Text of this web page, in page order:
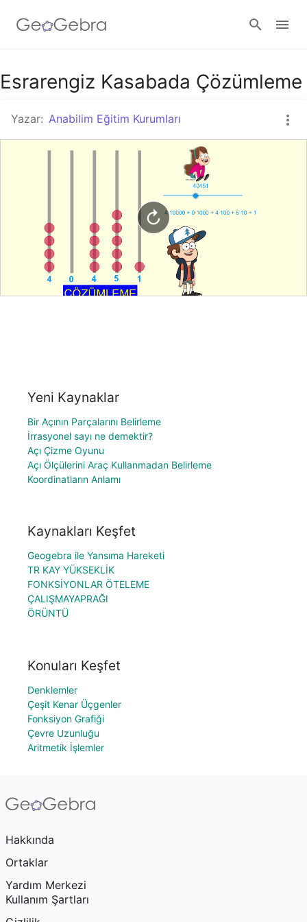
Google Classroom
GeoGebra Ders
Esrarengiz Kasabada Çözümleme
Yazar: Anabilim Eğitim Kurumları
Yeni Kaynaklar
Bir Açının Parçalarını Belirleme
İrrasyonel sayı ne demektir?
Açı Çizme Oyunu
Açı Ölçülerini Araç Kullanmadan Belirleme
Koordinatların Anlamı
Kaynakları Keşfet
Geogebra ile Yansıma Hareketi
TR KAY YÜKSEKLİK
FONKSİYONLAR ÖTELEME
ÇALIŞMAYAPRAĞI
ÖRÜNTÜ
Konuları Keşfet
Denklemler
Çeşit Kenar Üçgenler
Fonksiyon Grafiği
Çevre Uzunluğu
Aritmetik İşlemler
Hakkında
Ortaklar
Yardım Merkezi
Kullanım Şartları